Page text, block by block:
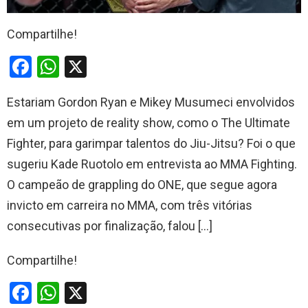
Compartilhe!
F
ce
b
o
o
k
W
at
s
A
p
p
Estariam Gordon Ryan e Mikey Musumeci envolvidos
em um projeto de reality show, como o The Ultimate
Fighter, para garimpar talentos do Jiu-Jitsu? Foi o que
sugeriu Kade Ruotolo em entrevista ao MMA Fighting.
O campeão de grappling do ONE, que segue agora
invicto em carreira no MMA, com três vitórias
consecutivas por finalização, falou […]
Compartilhe!
F
W